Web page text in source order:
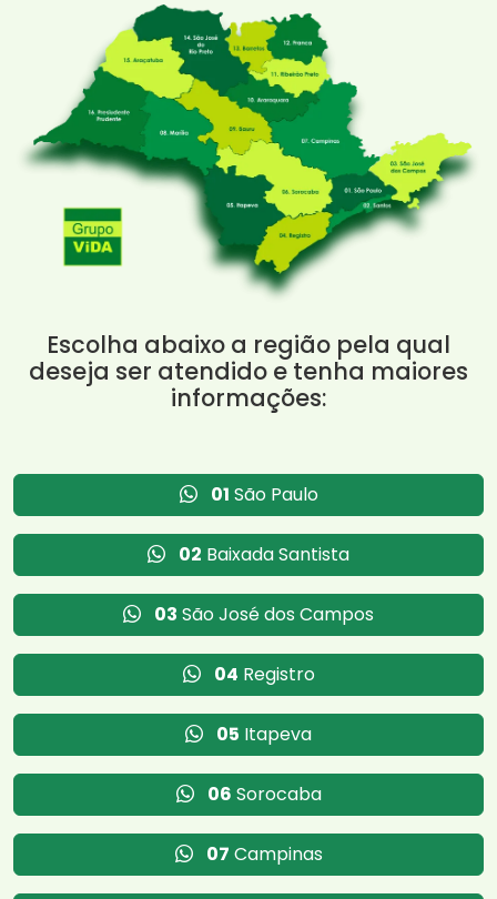
Escolha abaixo a região pela qual
deseja ser atendido e tenha maiores
informações:
01 São Paulo
02 Baixada Santista
03 São José dos Campos
04 Registro
05 Itapeva
06 Sorocaba
07 Campinas